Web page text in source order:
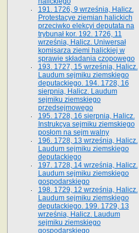
191. 1726, 9 września, Halicz.
Protestacye ziemian halickich
przeciwko elekcyi deputata na
trybunał kor. 192. 1726, 11
września, Halicz. Uniwersał
komisarza ziemi halickiej w
sprawie składania czopowego
193. 1727, 15 września, Halicz.
Laudum sejmiku ziemskiego
deputackiego. 194. 1728, 16
sierpnia, Halicz. Laudum
sejmiku ziemskiego
przedsejmowego
195. 1728, 16 sierpnia, Halicz.
Instrukcya sejmiku ziemskiego
posłom na sejm walny
196. 1728, 13 września, Halicz.
Laudum sejmiku ziemskiego
deputackiego
197. 1728, 14 września, Halicz.
Laudum sejmiku ziemskiego
gospodarskiego
198. 1729, 12 września, Halicz.
Laudum sejmiku ziemskiego
deputackiego. 199. 1729, 13
września, Halicz. Laudum
sejmiku ziemskiego
gospodarskiego